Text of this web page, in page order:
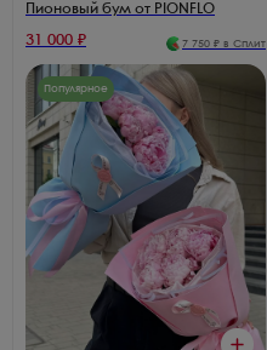
Пионовый бум от PIONFLO
31 000 ₽ 7 750 ₽ в Сплит
Популярное